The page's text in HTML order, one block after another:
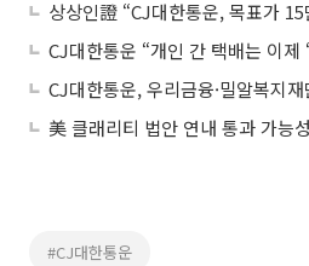
CJ대한통운 “개인 간 택배는 이제
#CJ대한통운